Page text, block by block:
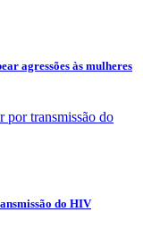
agressões às mulheres
do HIV